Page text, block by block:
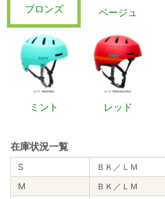
ブロンズ ベージュ
ミント レッド
在庫状況一覧
S ＢＫ／ＬＭ
M
ＢＫ／ＬＭ